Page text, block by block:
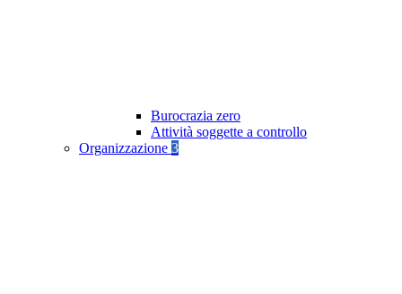
Burocrazia zero
Attività soggette a controllo
Organizzazione 3